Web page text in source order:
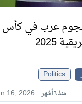
7 نجوم عرب في كأس
2025
Politics
16, 2026
منذ ٦ أشهر